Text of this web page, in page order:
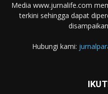
Media www.jurnalife.com
terkini sehingga dapat
Hubungi kami: